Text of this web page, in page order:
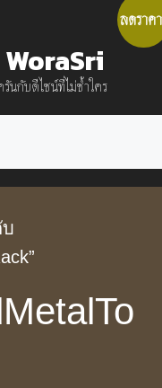
นกับดีไซน์ที่ไม่ซ้ำใคร
ลดราค